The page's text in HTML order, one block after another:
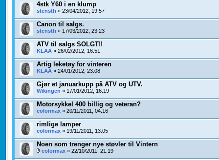
4stk Y60 i en klump
stensth » 23/04/2012, 19:57
Canon til salgs.
stensth » 17/03/2012, 23:23
ATV til salgs SOLGT!!
KLAA» 26/02/2012, 16:51
Artig leketøy for vinteren
KLAA » 24/01/2012, 23:08
Gjør et januarkupp på ATV og UTV.
Wikingen » 17/01/2012, 16:19
Motorsykkel 400 billig og veteran?
colormax» 20/11/2011, 04:16
rimlige lamper
colormax» 19/11/2011, 13:05
Noen som trenger nye støvler til Vintern
colormax» 22/10/2011, 21:19